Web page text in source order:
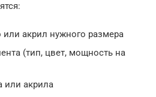
или акрил нужного размера
(тип, цвет, мощность на
или акрила